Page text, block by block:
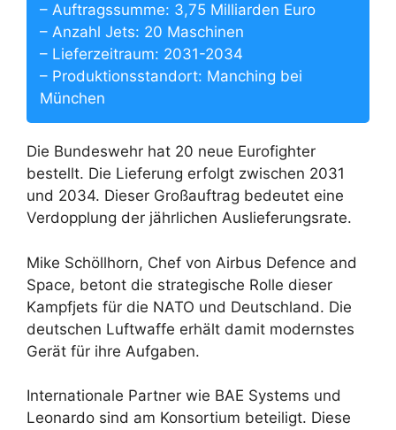
– Auftragssumme: 3,75 Milliarden Euro
– Anzahl Jets: 20 Maschinen
– Lieferzeitraum: 2031-2034
– Produktionsstandort: Manching bei
München
Die Bundeswehr hat 20 neue Eurofighter
bestellt. Die Lieferung erfolgt zwischen 2031
und 2034. Dieser Großauftrag bedeutet eine
Verdopplung der jährlichen Auslieferungsrate.
Mike Schöllhorn, Chef von Airbus Defence and
Space, betont die strategische Rolle dieser
Kampfjets für die NATO und Deutschland. Die
deutschen Luftwaffe erhält damit modernstes
Gerät für ihre Aufgaben.
Internationale Partner wie BAE Systems und
Leonardo sind am Konsortium beteiligt. Diese